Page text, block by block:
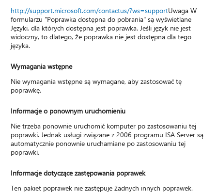
http://support.microsoft.com/contactus/?ws=supportUwaga W
formularzu "Poprawka dostępna do pobrania" są wyświetlane
Języki, dla których dostępna jest poprawka. Jeśli język nie jest
widoczny, to dlatego, że poprawka nie jest dostępna dla tego
języka.
Wymagania wstępne
Nie wymagania wstępne są wymagane, aby zastosować tę
poprawkę.
Informacje o ponownym uruchomieniu
Nie trzeba ponownie uruchomić komputer po zastosowaniu tej
poprawki. Jednak usługi związane z 2006 programu ISA Server są
automatycznie ponownie uruchamiane po zastosowaniu tej
poprawki.
Informacje dotyczące zastępowania poprawek
Ten pakiet poprawek nie zastępuje żadnych innych poprawek.